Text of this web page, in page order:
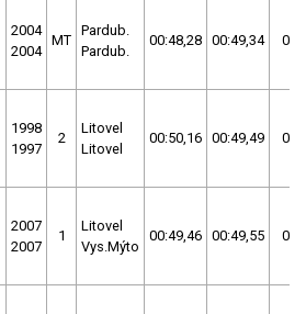
2004
2004
MT
Pardub.
Pardub.
00:48,28 00:49,34
1998
1997
2
Litovel
Litovel
00:50,16 00:49,49
2007
2007
1
Litovel
Vys.Mýto
00:49,46 00:49,55